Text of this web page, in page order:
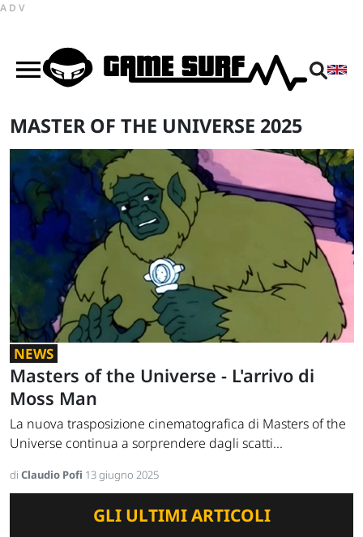
ADV
MASTER OF THE UNIVERSE 2025
NEWS
Masters of the Universe - L'arrivo di
Moss Man
La nuova trasposizione cinematografica di Masters of the
Universe continua a sorprendere dagli scatti...
di Claudio Pofi 13 giugno 2025
GLI ULTIMI ARTICOLI